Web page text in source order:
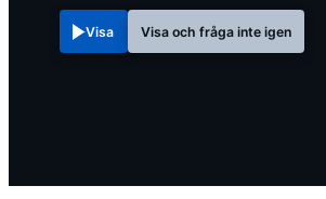
Visa Visa och fråga inte igen